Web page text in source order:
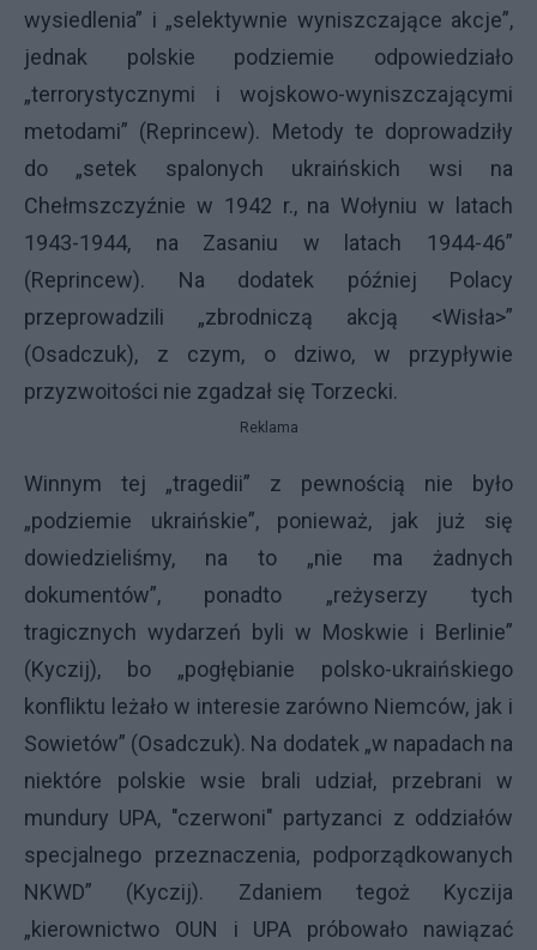
wysiedlenia” i „selektywnie wyniszczające akcje”,
jednak polskie podziemie odpowiedziało
„terrorystycznymi i wojskowo-wyniszczającymi
metodami” (Reprincew). Metody te doprowadziły
do „setek spalonych ukraińskich wsi na
Chełmszczyźnie w 1942 r., na Wołyniu w latach
1943-1944, na Zasaniu w latach 1944-46”
(Reprincew). Na dodatek później Polacy
przeprowadzili „zbrodniczą akcją <Wisła>”
(Osadczuk), z czym, o dziwo, w przypływie
przyzwoitości nie zgadzał się Torzecki.
Reklama
Winnym tej „tragedii” z pewnością nie było
„podziemie ukraińskie”, ponieważ, jak już się
dowiedzieliśmy, na to „nie ma żadnych
dokumentów”, ponadto „reżyserzy tych
tragicznych wydarzeń byli w Moskwie i Berlinie”
(Kyczij), bo „pogłębianie polsko-ukraińskiego
konfliktu leżało w interesie zarówno Niemców, jak i
Sowietów” (Osadczuk). Na dodatek „w napadach na
niektóre polskie wsie brali udział, przebrani w
mundury UPA, "czerwoni" partyzanci z oddziałów
specjalnego przeznaczenia, podporządkowanych
NKWD” (Kyczij). Zdaniem tegoż Kyczija
„kierownictwo OUN i UPA próbowało nawiązać